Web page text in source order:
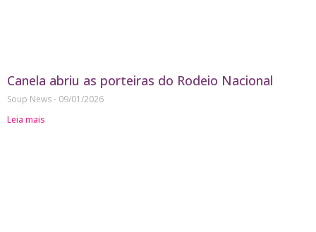
Canela abriu as porteiras do Rodeio Nacional
Soup News
09/01/2026
Leia mais